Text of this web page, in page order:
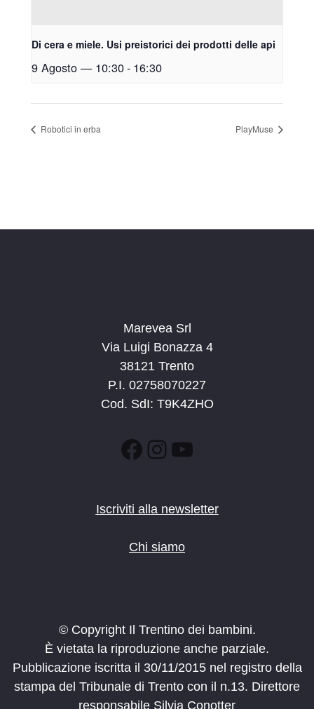
Di cera e miele. Usi preistorici dei prodotti delle api
9 Agosto — 10:30- 16:30
Robotici in erba PlayMuse
Marevea Srl
Via Luigi Bonazza 4
38121 Trento
P.I. 02758070227
Cod. SdI: T9K4ZHO
Facebook
Instagram
YouTube
Iscriviti alla newsletter
Chi siamo
© Copyright Il Trentino dei bambini.
È vietata la riproduzione anche parziale.
Pubblicazione iscritta il 30/11/2015 nel registro della
stampa del Tribunale di Trento con il n.13. Direttore
responsabile Silvia Conotter